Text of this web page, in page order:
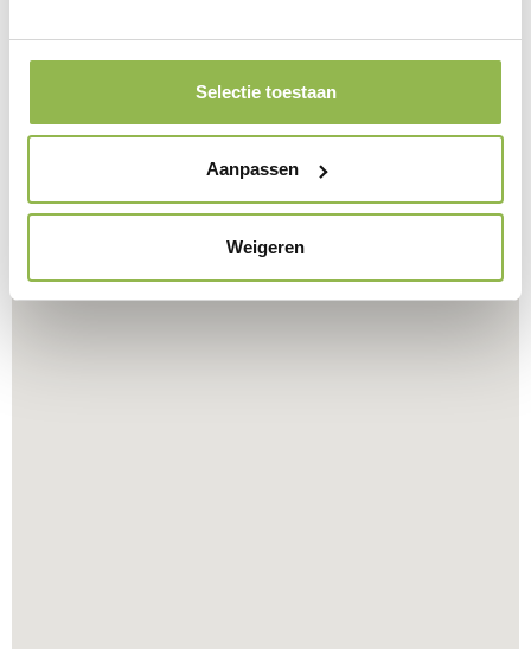
Selectie toestaan
Aanpassen
Weigeren
bewoners, die zijn erg blij met het resultaat.